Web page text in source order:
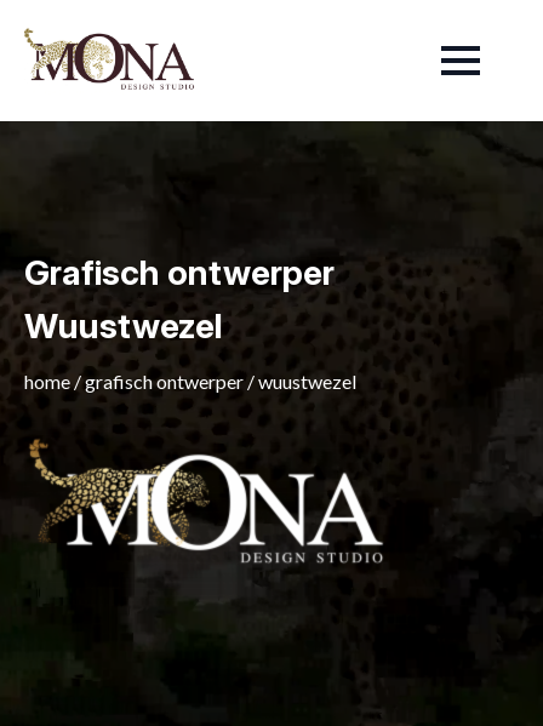
Grafisch ontwerper
Wuustwezel
home /grafisch ontwerper /wuustwezel